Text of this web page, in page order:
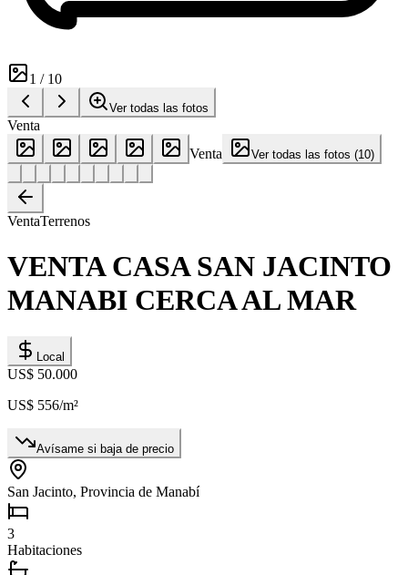
1 / 10
Ver todas las fotos
Venta
Venta
Ver todas las fotos (10)
VentaTerrenos
VENTA CASA SAN JACINTO
MANABI CERCA AL MAR
Local
US$ 50.000
US$ 556/m²
Avísame si baja de precio
San Jacinto, Provincia de Manabí
3
Habitaciones